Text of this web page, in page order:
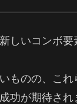
しいコンボ
ものの、こ
功が期待され